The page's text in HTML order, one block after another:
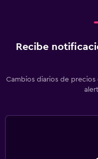
Recibe
Cambios diarios de